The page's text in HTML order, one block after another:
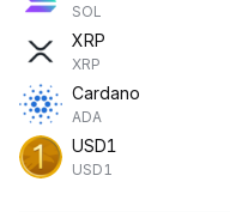
SOL
XRP
XRP
Cardano
ADA
USD1
USD1